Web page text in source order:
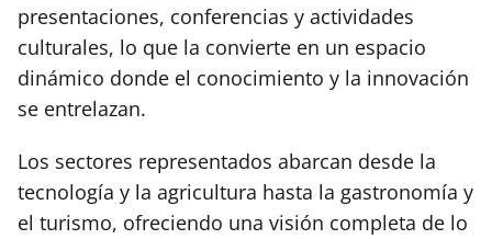
presentaciones, conferencias y actividades
culturales, lo que la convierte en un espacio
dinámico donde el conocimiento y la innovación
se entrelazan.
Los sectores representados abarcan desde la
tecnología y la agricultura hasta la gastronomía y
el turismo, ofreciendo una visión completa de lo